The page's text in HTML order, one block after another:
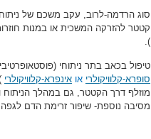
סוג הרדמה-לרוב, עקב משכם של
קטטר להזרקה המשכית או במנות
).
טיפול בכאב בתר ניתוחי
סופרא-קלוויקולרי או אינפרא-קלוויקולרי
מוזלף דרך הקטטר, גם במהלך הניתוח
מסיבה נוספת- שיפור זרימת הדם